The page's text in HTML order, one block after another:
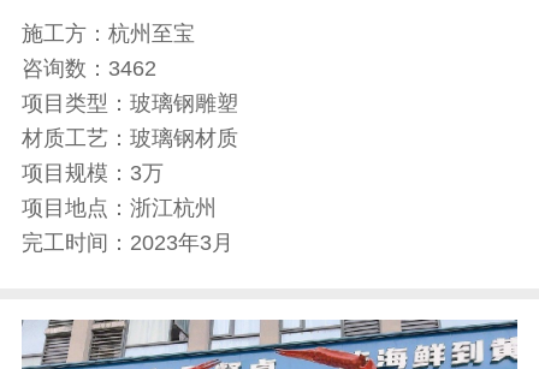
施工方： 杭州至宝
咨询数： 3462
项目类型： 玻璃钢雕塑
材质工艺： 玻璃钢材质
项目规模： 3万
项目地点： 浙江杭州
完工时间： 2023年3月